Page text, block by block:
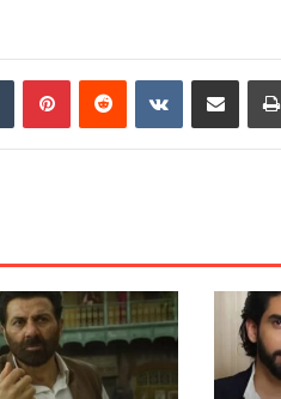
TumblrPinterestReddit VKontakte
Share via Email